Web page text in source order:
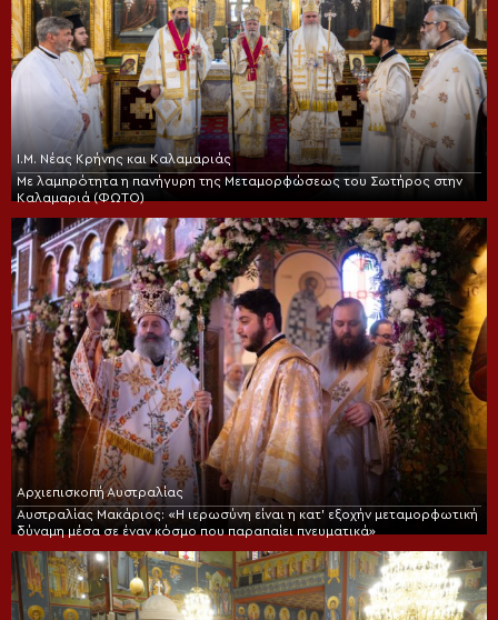
Ι.Μ. Νέας Κρήνης και Καλαμαριάς
Με λαμπρότητα η πανήγυρη της Μεταμορφώσεως του Σωτήρος στην
Καλαμαριά (ΦΩΤΟ)
Αρχιεπισκοπή Αυστραλίας
Αυστραλίας Μακάριος: «Η ιερωσύνη είναι η κατ’ εξοχήν μεταμορφωτική
δύναμη μέσα σε έναν κόσμο που παραπαίει πνευματικά»